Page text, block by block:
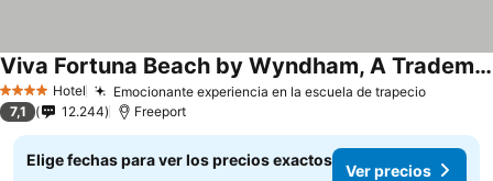
4 EstrellasHotel Emocionante experiencia en la escuela de trapecio
Viva Fortuna Beach by Wyndham, A Trademark All Inclusive
7,1 12.244 Freeport
Elige fechas para ver los precios exactos
Ver precios